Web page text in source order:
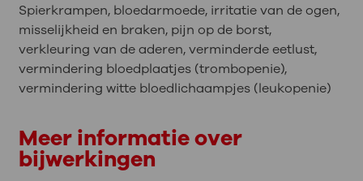
Spierkrampen, bloedarmoede, irritatie van de ogen,
misselijkheid en braken, pijn op de borst,
verkleuring van de aderen, verminderde eetlust,
vermindering bloedplaatjes (trombopenie),
vermindering witte bloedlichaampjes (leukopenie)
Meer informatie over
bijwerkingen